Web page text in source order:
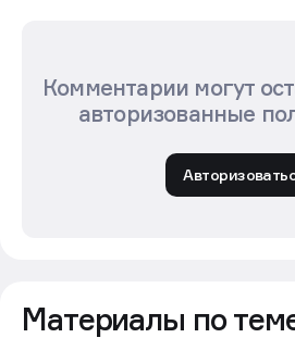
Комментарии могут
авторизованные
Материалы по